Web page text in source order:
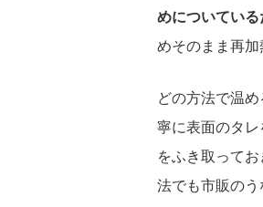
めについている
めそのまま再加
どの方法で温
寧に表面のタ
をふき取って
法でも市販のう